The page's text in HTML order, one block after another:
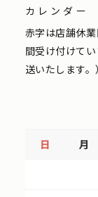
カレンダー
赤字は店舗休
間受け付けて
送いたします。）
日 月